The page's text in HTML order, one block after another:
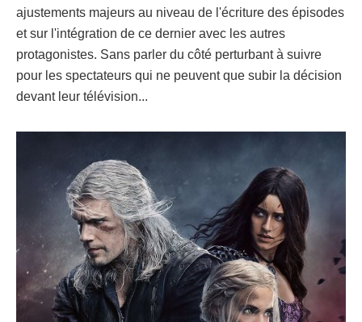
ajustements majeurs au niveau de l'écriture des épisodes
et sur l'intégration de ce dernier avec les autres
protagonistes. Sans parler du côté perturbant à suivre
pour les spectateurs qui ne peuvent que subir la décision
devant leur télévision...